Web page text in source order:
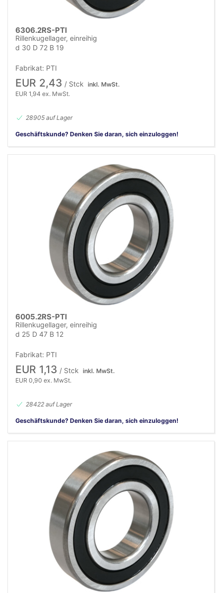
6306.2RS-PTI
Rillenkugellager, einreihig
d 30 D 72 B 19
Fabrikat: PTI
EUR 2,43 / Stck inkl. MwSt.
EUR 1,94 ex. MwSt.
28905 auf Lager
Geschäftskunde? Denken Sie daran, sich einzuloggen!
6005.2RS-PTI
Rillenkugellager, einreihig
d 25 D 47 B 12
Fabrikat: PTI
EUR 1,13 / Stck inkl. MwSt.
EUR 0,90 ex. MwSt.
28422 auf Lager
Geschäftskunde? Denken Sie daran, sich einzuloggen!